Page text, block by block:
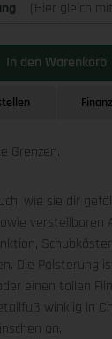
(Hier gleich
In den Warenkorb
Grenzen.
wie sie dir
Die Polsterung
einen tollen
winklig in
an.